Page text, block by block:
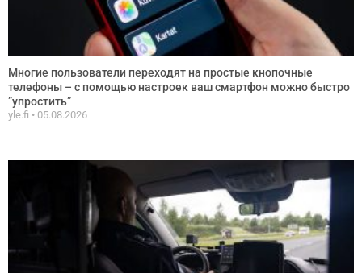
Многие пользователи переходят на простые кнопочные
телефоны – с помощью настроек ваш смартфон можно быстро
”упростить”
yle.fi 05.08.2026